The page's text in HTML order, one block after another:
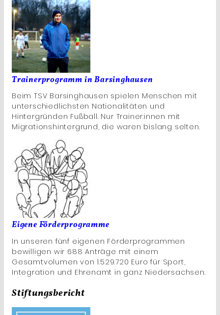
Trainerprogramm in Barsinghausen
Beim TSV Barsinghausen spielen Menschen mit
unterschiedlichsten Nationalitäten und
Hintergründen Fußball. Nur Trainer:innen mit
Migrationshintergrund, die waren bislang selten.
Eigene Förderprogramme
In unseren fünf eigenen Förderprogrammen
bewilligen wir 688 Anträge mit einem
Gesamtvolumen von 1.529.720 Euro für Sport,
Integration und Ehrenamt in ganz Niedersachsen.
Stiftungsbericht